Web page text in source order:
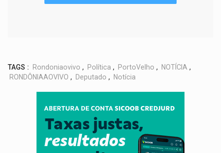
TAGS : Rondoniaovivo , Política , PortoVelho , NOTÍCIA ,
RONDÔNIAAOVIVO , Deputado , Notícia